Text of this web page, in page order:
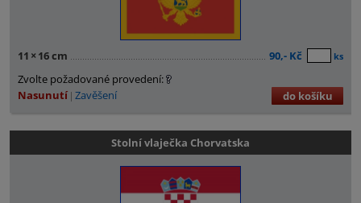
11 × 16 cm 90,- Kč ks
Zvolte požadované provedení:
Nasunutí Zavěšení do košíku
Stolní vlaječka Chorvatska